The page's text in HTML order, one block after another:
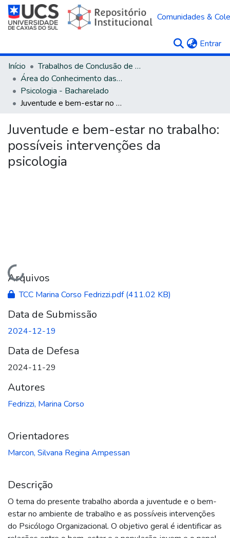
Comunidades &
Entrar
Início
Trabalhos de Conclusão de Curso
Área do Conhecimento das Ciências Humanas
Psicologia - Bacharelado
Juventude e bem-estar no trabalho: possíveis intervenções da psicologia
Juventude e bem-estar no trabalho:
possíveis intervenções da
psicologia
Carregando...
Arquivos
TCC Marina Corso Fedrizzi.pdf(411.02 KB)
Data de Submissão
2024-12-19
Data de Defesa
2024-11-29
Autores
Fedrizzi, Marina Corso
Orientadores
Marcon, Silvana Regina Ampessan
Descrição
O tema do presente trabalho aborda a juventude e o bem-
estar no ambiente de trabalho e as possíveis intervenções
do Psicólogo Organizacional. O objetivo geral é identificar as